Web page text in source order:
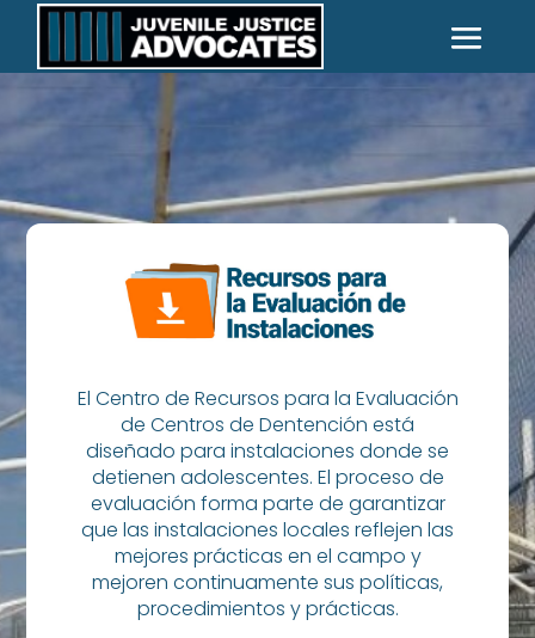
El Centro de Recursos para la Evaluación
de Centros de Dentención está
diseñado para instalaciones donde se
detienen adolescentes. El proceso de
evaluación forma parte de garantizar
que las instalaciones locales reflejen las
mejores prácticas en el campo y
mejoren continuamente sus políticas,
procedimientos y prácticas.